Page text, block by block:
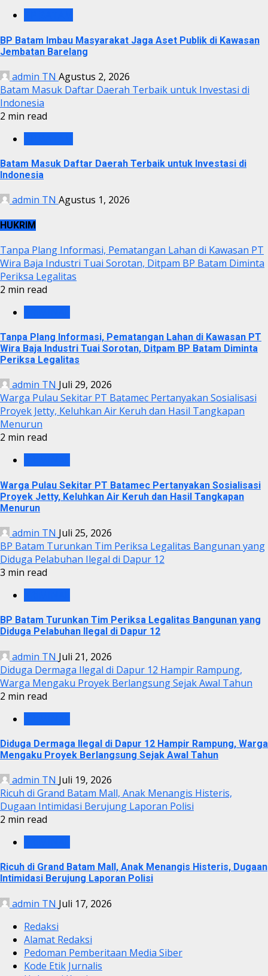
BP Batam Imbau Masyarakat Jaga Aset Publik di Kawasan
Jembatan Barelang
admin TN Agustus 2, 2026
Batam Masuk Daftar Daerah Terbaik untuk Investasi di
Indonesia
2 min read
Batam Masuk Daftar Daerah Terbaik untuk Investasi di
Indonesia
admin TN Agustus 1, 2026
HUKRIM
Tanpa Plang Informasi, Pematangan Lahan di Kawasan PT
Wira Baja Industri Tuai Sorotan, Ditpam BP Batam Diminta
Periksa Legalitas
2 min read
Tanpa Plang Informasi, Pematangan Lahan di Kawasan PT
Wira Baja Industri Tuai Sorotan, Ditpam BP Batam Diminta
Periksa Legalitas
admin TN Juli 29, 2026
Warga Pulau Sekitar PT Batamec Pertanyakan Sosialisasi
Proyek Jetty, Keluhkan Air Keruh dan Hasil Tangkapan
Menurun
2 min read
Warga Pulau Sekitar PT Batamec Pertanyakan Sosialisasi
Proyek Jetty, Keluhkan Air Keruh dan Hasil Tangkapan
Menurun
admin TN Juli 25, 2026
BP Batam Turunkan Tim Periksa Legalitas Bangunan yang
Diduga Pelabuhan Ilegal di Dapur 12
3 min read
BP Batam Turunkan Tim Periksa Legalitas Bangunan yang
Diduga Pelabuhan Ilegal di Dapur 12
admin TN Juli 21, 2026
Diduga Dermaga Ilegal di Dapur 12 Hampir Rampung,
Warga Mengaku Proyek Berlangsung Sejak Awal Tahun
2 min read
Diduga Dermaga Ilegal di Dapur 12 Hampir Rampung, Warga
Mengaku Proyek Berlangsung Sejak Awal Tahun
admin TN Juli 19, 2026
Ricuh di Grand Batam Mall, Anak Menangis Histeris,
Dugaan Intimidasi Berujung Laporan Polisi
2 min read
Ricuh di Grand Batam Mall, Anak Menangis Histeris, Dugaan
Intimidasi Berujung Laporan Polisi
admin TN Juli 17, 2026
Redaksi
Alamat Redaksi
Pedoman Pemberitaan Media Siber
Kode Etik Jurnalis